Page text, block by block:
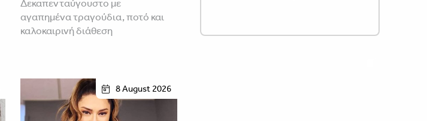
Δεκαπενταύγουστο με
αγαπημένα τραγούδια, ποτό και
καλοκαιρινή διάθεση
8 August 2026